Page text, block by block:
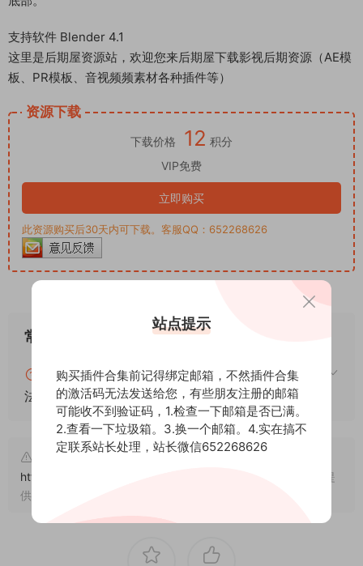
支持软件 Blender 4.1
这里是后期屋资源站，欢迎您来后期屋下载影视后期资源（AE模
板、PR模板、音视频频素材各种插件等）
资源下载
下载价格 12 积分
VIP免费
立即购买
此资源购买后30天内可下载。客服QQ：652268626
常见问题
blender怎么安装插件？blender插件安装通用方
法！
文章来自后期屋，原文链接：
https://lanfucai.com/blcj/26832
，转载请注明出处。后期屋提
供AE模板代改服务
站点提示
购买插件合集前记得绑定邮箱，不然插件合集
的激活码无法发送给您，有些朋友注册的邮箱
可能收不到验证码，1.检查一下邮箱是否已满。
2.查看一下垃圾箱。3.换一个邮箱。4.实在搞不
定联系站长处理，站长微信652268626